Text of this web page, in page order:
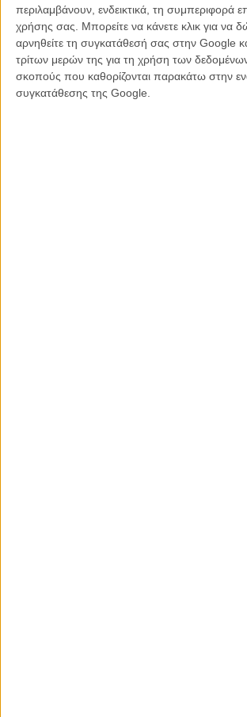
περιλαμβάνουν, ενδεικτικά, τη συμπεριφορά
χρήσης σας. Μπορείτε να κάνετε κλικ για να
αρνηθείτε τη συγκατάθεσή σας στην Google
τρίτων μερών της για τη χρήση των
σκοπούς που καθορίζονται παρακάτω στην
συγκατάθεσης της Google.